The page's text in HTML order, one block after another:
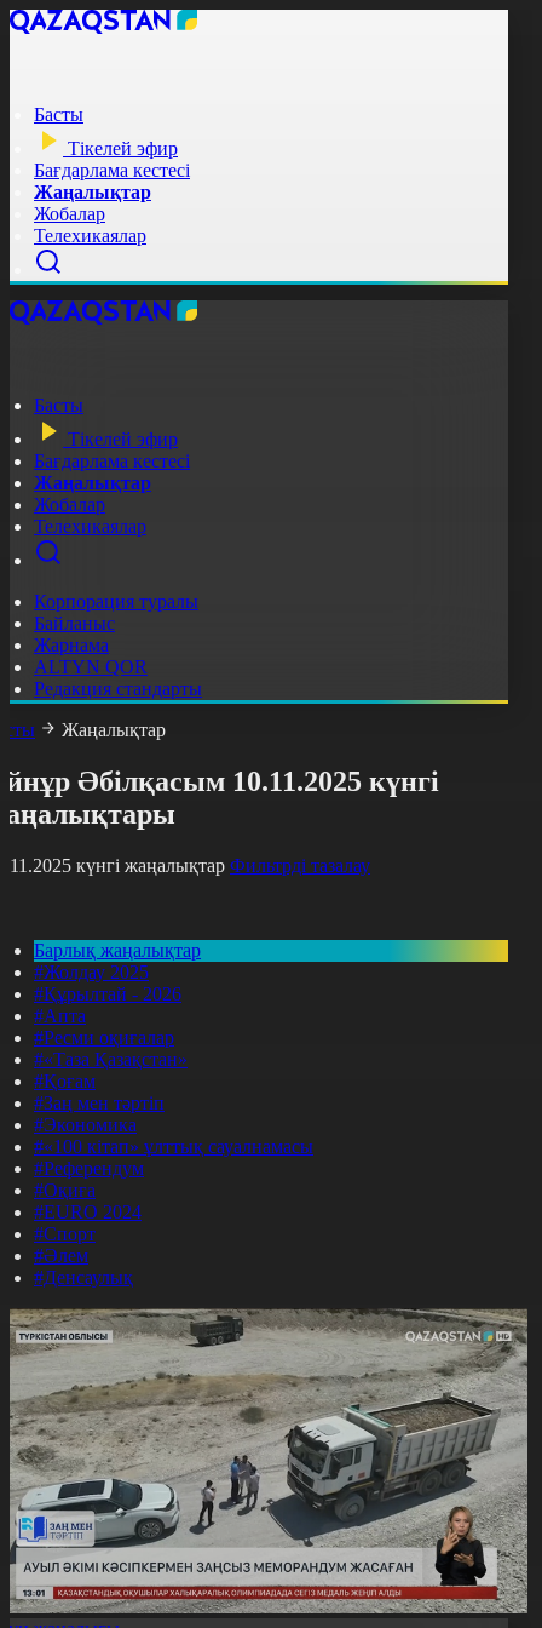
Басты
Тікелей эфир
Бағдарлама кестесі
Жаңалықтар
Жобалар
Телехикаялар
Басты
Тікелей эфир
Бағдарлама кестесі
Жаңалықтар
Жобалар
Телехикаялар
Корпорация туралы
Байланыс
Жарнама
ALTYN QOR
Редакция стандарты
Жаңалықтар
Әбілқасым 10.11.2025 күнгі
күнгі жаңалықтар Фильтрді тазалау
Барлық жаңалықтар
#Жолдау 2025
#Құрылтай - 2026
#Апта
#Ресми оқиғалар
#«Таза Қазақстан»
#Қоғам
#Заң мен тәртіп
#Экономика
#«100 кітап» ұлттық сауалнамасы
#Референдум
#Оқиға
#EURO 2024
#Спорт
#Әлем
#Денсаулық